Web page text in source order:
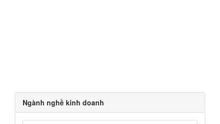
Ngành nghề kinh doanh